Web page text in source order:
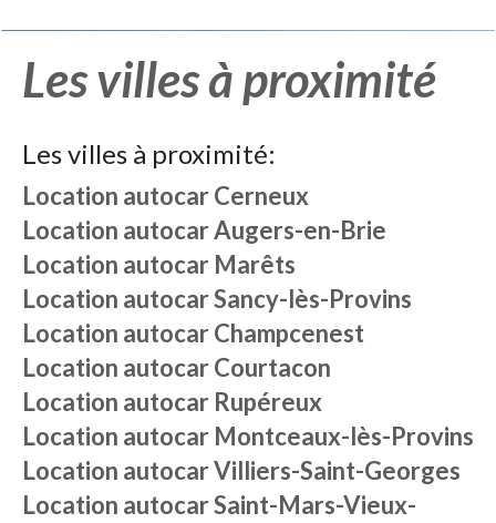
Les villes à proximité
Les villes à proximité:
Location autocarCerneux
Location autocarAugers-en-Brie
Location autocar Marêts
Location autocarSancy-lès-Provins
Location autocarChampcenest
Location autocarCourtacon
Location autocar Rupéreux
Location autocar Montceaux-lès-Provins
Location autocarVilliers-Saint-Georges
Location autocarSaint-Mars-Vieux-